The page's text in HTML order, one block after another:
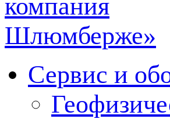
Сервис и